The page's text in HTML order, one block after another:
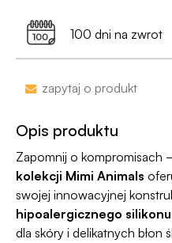
Dyskrecji — jeśli ją
przy zamówieniu
100 dni na zwrot
100 dni na zwrot.
programu
zapytaj o produkt
Opis produktu
Zapomnij o kompromisach
kolekcji Mimi Animals
swojej innowacyjnej
hipoalergicznego silikonu
dla skóry i delikatnych